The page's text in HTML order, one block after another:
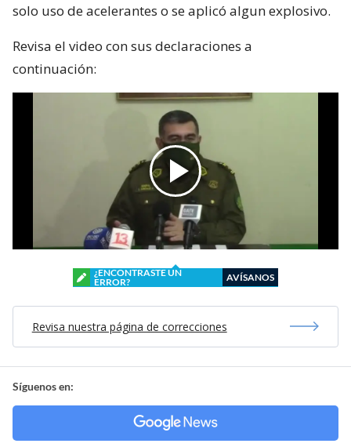
solo uso de acelerantes o se aplicó algun explosivo.
Revisa el video con sus declaraciones a
continuación:
¿ENCONTRASTE UN
ERROR?
AVÍSANOS
Revisa nuestra página de correcciones
Síguenos en: